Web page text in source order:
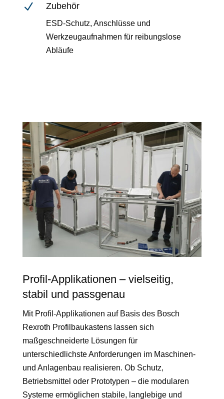
N Zubehör
ESD-Schutz, Anschlüsse und
Werkzeugaufnahmen für reibungslose
Abläufe
Profil-Applikationen – vielseitig,
stabil und passgenau
Mit Profil-Applikationen auf Basis des Bosch
Rexroth Profilbaukastens lassen sich
maßgeschneiderte Lösungen für
unterschiedlichste Anforderungen im Maschinen-
und Anlagenbau realisieren. Ob Schutz,
Betriebsmittel oder Prototypen – die modularen
Systeme ermöglichen stabile, langlebige und